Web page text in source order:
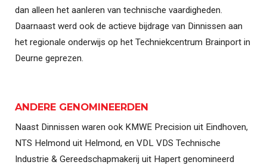
dan alleen het aanleren van technische vaardigheden.
Daarnaast werd ook de actieve bijdrage van Dinnissen aan
het regionale onderwijs op het Techniekcentrum Brainport in
Deurne geprezen.
ANDERE GENOMINEERDEN
Naast Dinnissen waren ook KMWE Precision uit Eindhoven,
NTS Helmond uit Helmond, en VDL VDS Technische
Industrie & Gereedschapmakerij uit Hapert genomineerd